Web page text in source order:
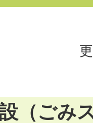
（ごみ